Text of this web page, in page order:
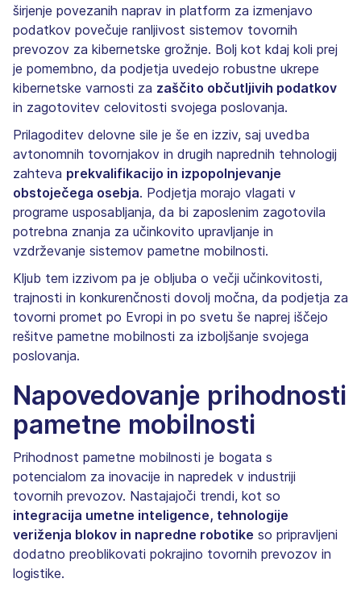
širjenje povezanih naprav in platform za izmenjavo
podatkov povečuje ranljivost sistemov tovornih
prevozov za kibernetske grožnje. Bolj kot kdaj koli prej
je pomembno, da podjetja uvedejo robustne ukrepe
kibernetske varnosti za zaščito občutljivih podatkov
in zagotovitev celovitosti svojega poslovanja.
Prilagoditev delovne sile je še en izziv, saj uvedba
avtonomnih tovornjakov in drugih naprednih tehnologij
zahteva prekvalifikacijo in izpopolnjevanje
obstoječega osebja. Podjetja morajo vlagati v
programe usposabljanja, da bi zaposlenim zagotovila
potrebna znanja za učinkovito upravljanje in
vzdrževanje sistemov pametne mobilnosti.
Kljub tem izzivom pa je obljuba o večji učinkovitosti,
trajnosti in konkurenčnosti dovolj močna, da podjetja za
tovorni promet po Evropi in po svetu še naprej iščejo
rešitve pametne mobilnosti za izboljšanje svojega
poslovanja.
Napovedovanje prihodnosti
pametne mobilnosti
Prihodnost pametne mobilnosti je bogata s
potencialom za inovacije in napredek v industriji
tovornih prevozov. Nastajajoči trendi, kot so
integracija umetne inteligence, tehnologije
veriženja blokov in napredne robotike so pripravljeni
dodatno preoblikovati pokrajino tovornih prevozov in
logistike.